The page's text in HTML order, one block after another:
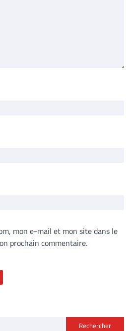
mon e-mail et mon site dans le
prochain commentaire.
Rechercher